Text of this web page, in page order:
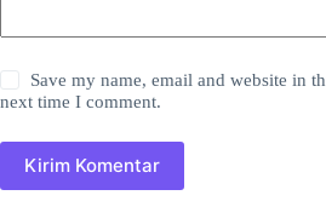
Save my name, email and website in
next time I comment.
Kirim Komentar